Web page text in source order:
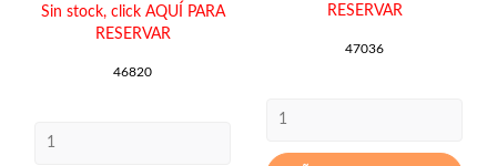
Sin stock, click AQUÍ PARA
RESERVAR
46820
RESERVAR
47036